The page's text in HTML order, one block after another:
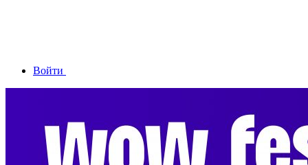
Войти